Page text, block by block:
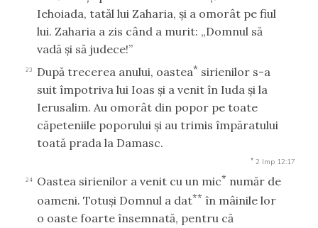
Iehoiada, tatăl lui Zaharia, şi a omorât pe fiul
lui. Zaharia a zis când a murit: „Domnul să
vadă şi să judece!”
23 După trecerea anului, oastea* sirienilor s-a
suit împotriva lui Ioas şi a venit în Iuda şi la
Ierusalim. Au omorât din popor pe toate
căpeteniile poporului şi au trimis împăratului
toată prada la Damasc.
* 2 Imp 12:17
24 Oastea sirienilor a venit cu un mic* număr de
oameni. Totuşi Domnul a dat** în mâinile lor
o oaste foarte însemnată, pentru că